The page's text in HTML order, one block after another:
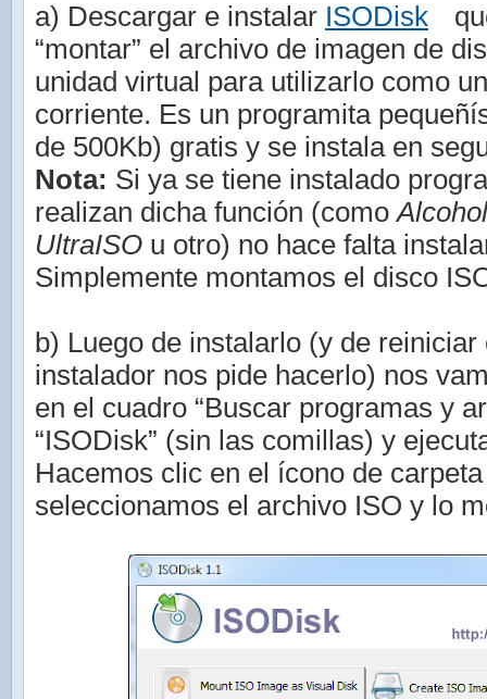
a) Descargar e instalar ISODisk
“montar” el archivo de imagen de
unidad virtual para utilizarlo como
corriente. Es un programita
de 500Kb) gratis y se instala en
Nota: Si ya se tiene instalado
realizan dicha función (como
UltraISO u otro) no hace falta
Simplemente montamos el disco
b) Luego de instalarlo (y de
instalador nos pide hacerlo) nos
en el cuadro “Buscar programas y
“ISODisk” (sin las comillas) y
Hacemos clic en el ícono de
seleccionamos el archivo ISO y lo